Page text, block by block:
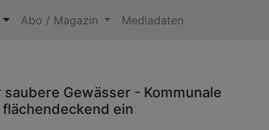
Abo / Magazin Mediadaten
Gewässer - Kommunale
ein